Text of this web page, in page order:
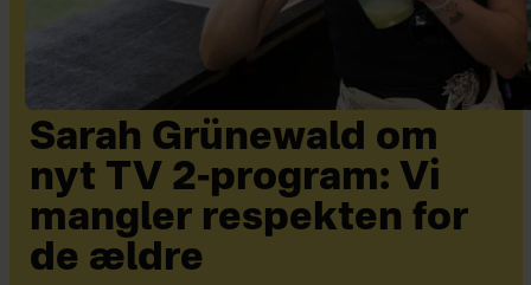
Sarah Grünewald om
nyt TV 2-program: Vi
mangler respekten for
de ældre